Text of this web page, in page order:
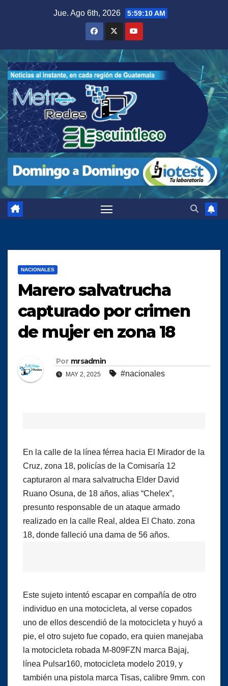
Jue. Ago 6th, 2026 5:59:11 AM
NACIONALES
Marero salvatrucha
capturado por crimen
de mujer en zona 18
Por mrsadmin
MAY 2, 2025 #nacionales
En la calle de la línea férrea hacia El Mirador de la
Cruz, zona 18, policías de la Comisaría 12
capturaron al mara salvatrucha Elder David
Ruano Osuna, de 18 años, alias “Chelex”,
presunto responsable de un ataque armado
realizado en la calle Real, aldea El Chato. zona
18, donde falleció una dama de 56 años.
Este sujeto intentó escapar en compañía de otro
individuo en una motocicleta, al verse copados
uno de ellos descendió de la motocicleta y huyó a
pie, el otro sujeto fue copado, era quien manejaba
la motocicleta robada M-809FZN marca Bajaj,
línea Pulsar160, motocicleta modelo 2019, y
también una pistola marca Tisas, calibre 9mm. con